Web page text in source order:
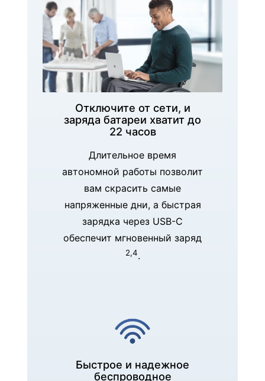
Отключите от сети, и
заряда батареи хватит до
22 часов
Длительное время
автономной работы позволит
вам скрасить самые
напряженные дни, а быстрая
зарядка через USB-C
обеспечит мгновенный заряд
2,4.
Быстрое и надежное
беспроводное